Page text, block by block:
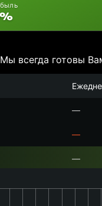
всегда готовы
—
—
—